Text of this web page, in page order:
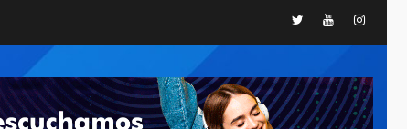
TwitterYoutube
6
TITULARES
CNP plantea incluir
Libertad de Expresión
en agenda de
negociación con